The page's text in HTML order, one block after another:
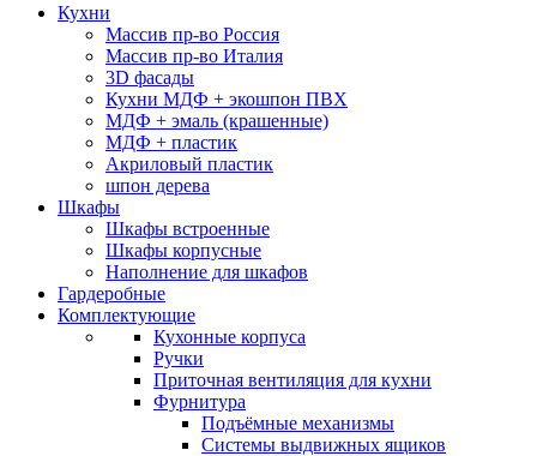
Кухни
Массив пр-во Россия
Массив пр-во Италия
3D фасады
Кухни МДФ + экошпон ПВХ
МДФ + эмаль (крашенные)
МДФ + пластик
Акриловый пластик
шпон дерева
Шкафы
Шкафы встроенные
Шкафы корпусные
Наполнение для шкафов
Гардеробные
Комплектующие
Кухонные корпуса
Ручки
Приточная вентиляция для кухни
Фурнитура
Подъёмные механизмы
Системы выдвижных ящиков